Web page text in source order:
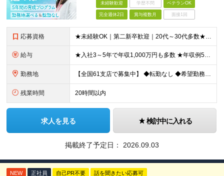
未経験歓迎 学歴不問 ベテランOK
完全週休2日 賞与複数月 面接1回
応募資格 ★未経験OK｜第二新卒歓迎｜20代～30代多数★ ┗業界未経験者、営業未経験がほとんどです！ ★高卒以上 ━━━━━━━━ 育成前提の採用です！ ━━━━━━━━ 「稼ぎたい」「経営者になりたい」な
給与 ★入社3～5年で年収1,000万円も多数 ★年収例523万円／20代・2年目 月給24万4,094円～33万5,000円＋業績給＋賞与年2回（業績による） ※給与は配属エリアによって異なります ※
勤務地 【全国61支店で募集中】 ◆転勤なし ◆希望勤務地を選べる ◆U・Iターンも歓迎です ----- 契約期間中は転勤がありません。 お住まいの地域でキャリアを築くことができます！ ----- ■北海道／
残業時間 20時間以内
求人を見る 検討中に入れる
掲載終了予定日： 2026.09.03
NEW 正社員 自己PR不要 話を聞きたい応募可